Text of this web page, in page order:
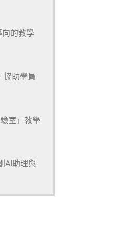
的教學
協助學員
室」教學
AI助理與